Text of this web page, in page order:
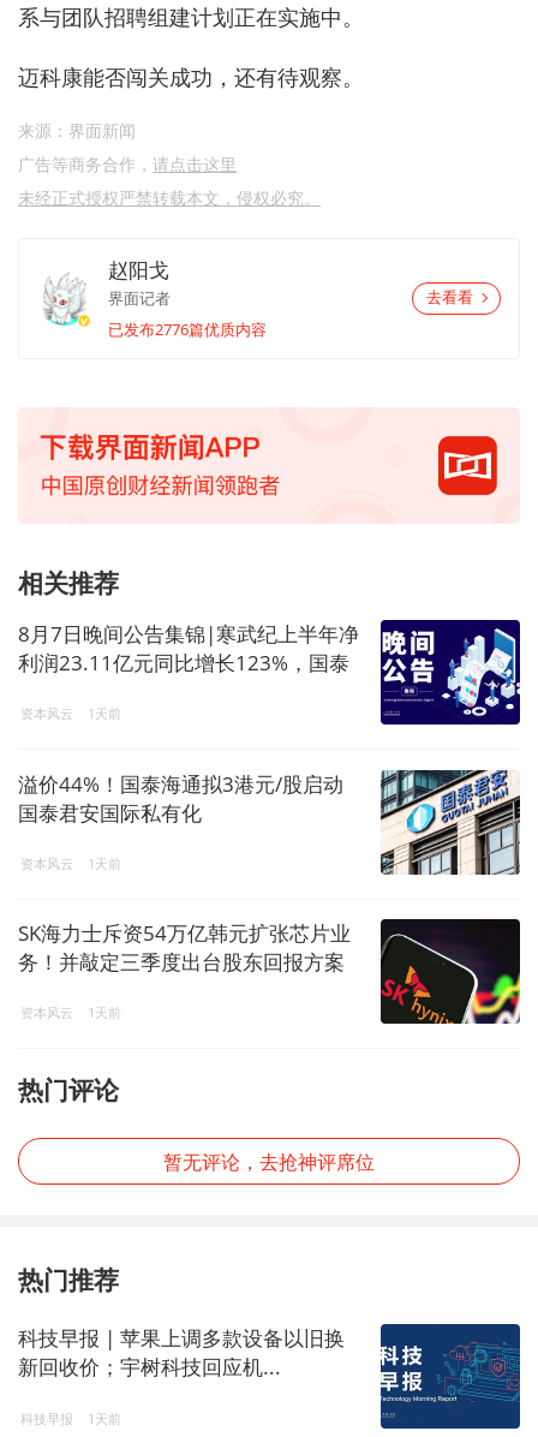
系与团队招聘组建计划正在实施中。
迈科康能否闯关成功，还有待观察。
来源：界面新闻
广告等商务合作， 请点击这里
未经正式授权严禁转载本文，侵权必究。
赵阳戈
界面记者
已发布2776篇优质内容
去看看
相关推荐
8月7日晚间公告集锦|寒武纪上半年净
利润23.11亿元同比增长123%，国泰
购买岚创科技股票复牌
资本风云 1天前
溢价44%！国泰海通拟3港元/股启动
国泰君安国际私有化
资本风云 1天前
SK海力士斥资54万亿韩元扩张芯片业
务！并敲定三季度出台股东回报方案
资本风云 1天前
热门评论
暂无评论，去抢神评席位
热门推荐
科技早报 | 苹果上调多款设备以旧换
新回收价；宇树科技回应机...
科技早报 1天前